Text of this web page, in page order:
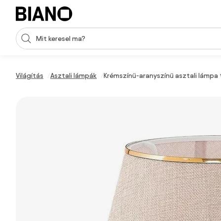
Navigáció kihagyása, ugrás a tartalomra
Keresési bevitel
Világítás Asztali lámpák Krémszínű-aranyszínű asztali